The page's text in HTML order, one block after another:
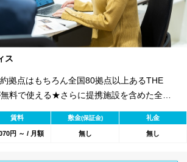
ス
拠点はもちろん全国80拠点以上あるTHE
料で使える★さらに提携施設を含めた全
スが利用可能★
賃料 敷金(保証金) 礼金
円 ～ / 月額 無し 無し